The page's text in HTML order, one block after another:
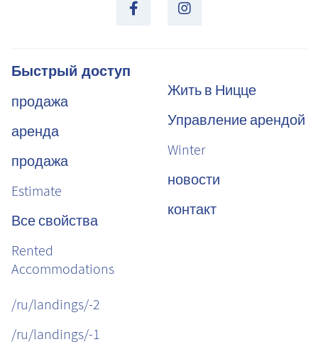
Быстрый доступ
продажа
аренда
продажа
Estimate
Все свойства
Rented
Accommodations
Жить в Ницце
Управление арендой
Winter
новости
контакт
/ru/landings/-2
/ru/landings/-1